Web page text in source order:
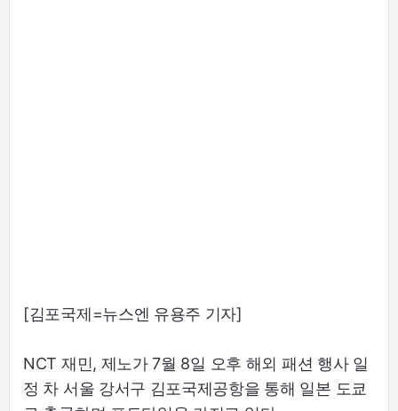
[김포국제=뉴스엔 유용주 기자]
NCT 재민, 제노가 7월 8일 오후 해외 패션 행사 일
정 차 서울 강서구 김포국제공항을 통해 일본 도쿄